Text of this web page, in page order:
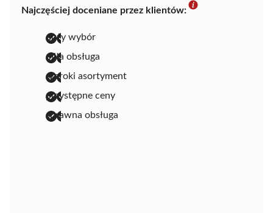
Najczęściej doceniane przez klientów:
duży wybór
miła obsługa
szeroki asortyment
przystępne ceny
sprawna obsługa